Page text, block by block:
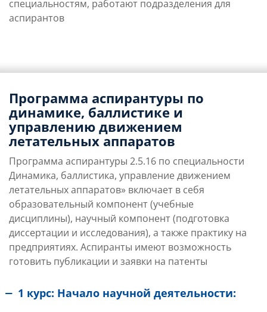
специальностям, работают подразделения для
аспирантов
Программа аспирантуры по
динамике, баллистике и
управлению движением
летательных аппаратов
Программа аспирантуры 2.5.16 по специальности
Динамика, баллистика, управление движением
летательных аппаратов» включает в себя
образовательный компонент (учебные
дисциплины), научный компонент (подготовка
диссертации и исследования), а также практику на
предприятиях. Аспиранты имеют возможность
готовить публикации и заявки на патенты
1 курс: Начало научной деятельности: